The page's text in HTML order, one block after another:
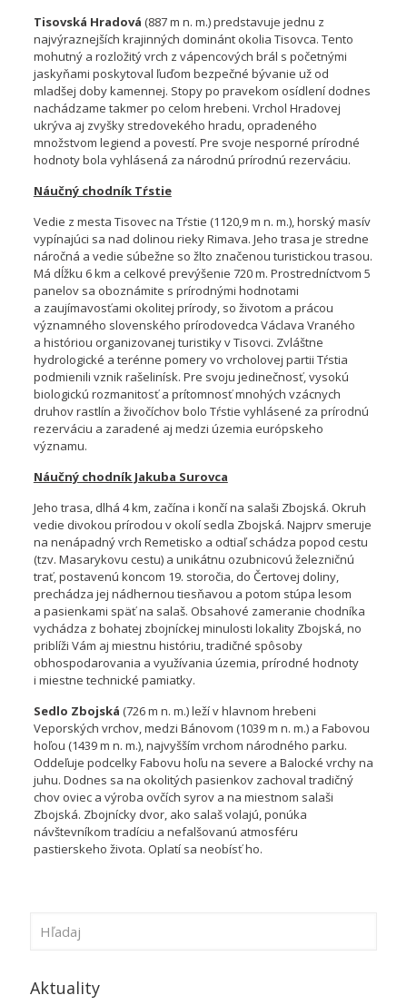
Tisovská Hradová (887 m n. m.) predstavuje jednu z
najvýraznejších krajinných dominánt okolia Tisovca. Tento
mohutný a rozložitý vrch z vápencových brál s početnými
jaskyňami poskytoval ľuďom bezpečné bývanie už od
mladšej doby kamennej. Stopy po pravekom osídlení dodnes
nachádzame takmer po celom hrebeni. Vrchol Hradovej
ukrýva aj zvyšky stredovekého hradu, opradeného
množstvom legiend a povestí. Pre svoje nesporné prírodné
hodnoty bola vyhlásená za národnú prírodnú rezerváciu.
Náučný chodník Tŕstie
Vedie z mesta Tisovec na Tŕstie (1120,9 m n. m.), horský masív
vypínajúci sa nad dolinou rieky Rimava. Jeho trasa je stredne
náročná a vedie súbežne so žlto značenou turistickou trasou.
Má dĺžku 6 km a celkové prevýšenie 720 m. Prostredníctvom 5
panelov sa oboznámite s prírodnými hodnotami
a zaujímavosťami okolitej prírody, so životom a prácou
významného slovenského prírodovedca Václava Vraného
a históriou organizovanej turistiky v Tisovci. Zvláštne
hydrologické a terénne pomery vo vrcholovej partii Tŕstia
podmienili vznik rašelinísk. Pre svoju jedinečnosť, vysokú
biologickú rozmanitosť a prítomnosť mnohých vzácnych
druhov rastlín a živočíchov bolo Tŕstie vyhlásené za prírodnú
rezerváciu a zaradené aj medzi územia európskeho
významu.
Náučný chodník Jakuba Surovca
Jeho trasa, dlhá 4 km, začína i končí na salaši Zbojská. Okruh
vedie divokou prírodou v okolí sedla Zbojská. Najprv smeruje
na nenápadný vrch Remetisko a odtiaľ schádza popod cestu
(tzv. Masarykovu cestu) a unikátnu ozubnicovú železničnú
trať, postavenú koncom 19. storočia, do Čertovej doliny,
prechádza jej nádhernou tiesňavou a potom stúpa lesom
a pasienkami späť na salaš. Obsahové zameranie chodníka
vychádza z bohatej zbojníckej minulosti lokality Zbojská, no
priblíži Vám aj miestnu históriu, tradičné spôsoby
obhospodarovania a využívania územia, prírodné hodnoty
i miestne technické pamiatky.
Sedlo Zbojská (726 m n. m.) leží v hlavnom hrebeni
Veporských vrchov, medzi Bánovom (1039 m n. m.) a Fabovou
hoľou (1439 m n. m.), najvyšším vrchom národného parku.
Oddeľuje podcelky Fabovu hoľu na severe a Balocké vrchy na
juhu. Dodnes sa na okolitých pasienkov zachoval tradičný
chov oviec a výroba ovčích syrov a na miestnom salaši
Zbojská. Zbojnícky dvor, ako salaš volajú, ponúka
návštevníkom tradíciu a nefalšovanú atmosféru
pastierskeho života. Oplatí sa neobísť ho.
Aktuality